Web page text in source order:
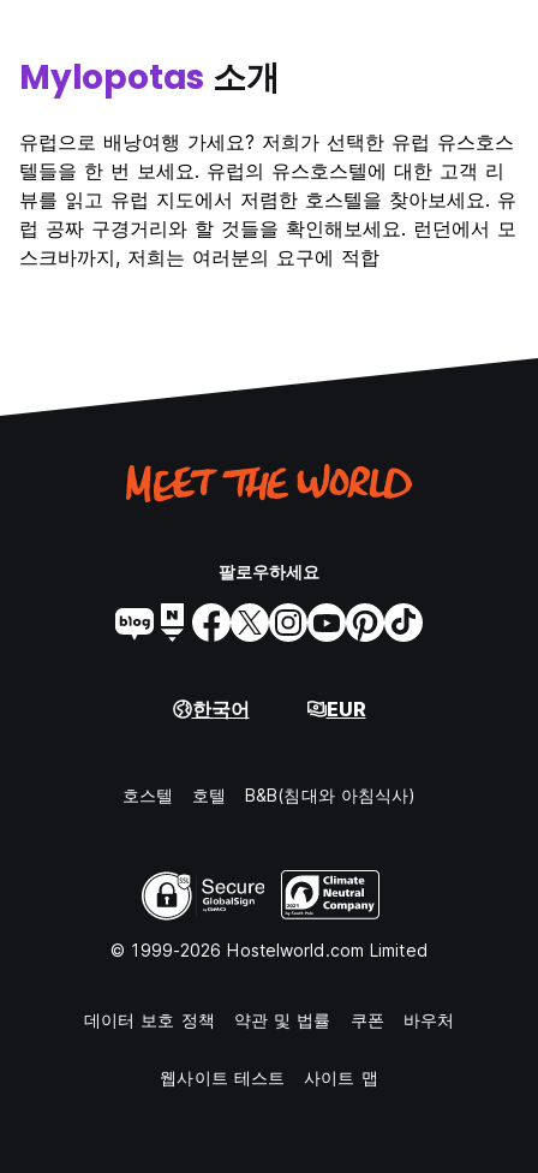
Mylopotas 소개
유럽으로 배낭여행 가세요? 저희가 선택한 유럽 유스호스
텔들을 한 번 보세요. 유럽의 유스호스텔에 대한 고객 리
뷰를 읽고 유럽 지도에서 저렴한 호스텔을 찾아보세요. 유
럽 공짜 구경거리와 할 것들을 확인해보세요. 런던에서 모
스크바까지, 저희는 여러분의 요구에 적합
팔로우하세요
한국어 EUR
호스텔 호텔 B&B(침대와 아침식사)
© 1999-2026 Hostelworld.com Limited
데이터 보호 정책 약관 및 법률 쿠폰 바우처
웹사이트 테스트 사이트 맵